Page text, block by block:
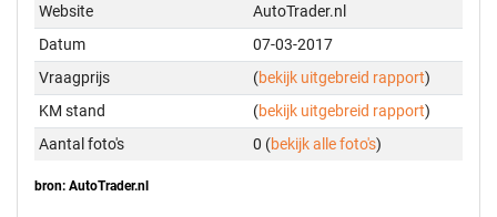
Website
AutoTrader.nl
Datum
07-03-2017
Vraagprijs
(bekijk uitgebreid rapport)
KM stand
(bekijk uitgebreid rapport)
Aantal foto's
0 (bekijk alle foto's)
bron: AutoTrader.nl